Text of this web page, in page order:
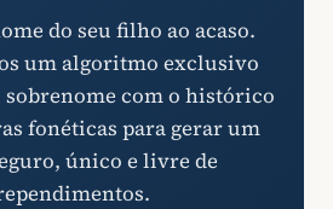
do seu filho ao acaso.
um algoritmo exclusivo
sobrenome com o histórico
fonéticas para gerar um
único e livre de